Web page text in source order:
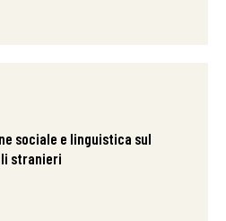
sociale e linguistica sul
stranieri